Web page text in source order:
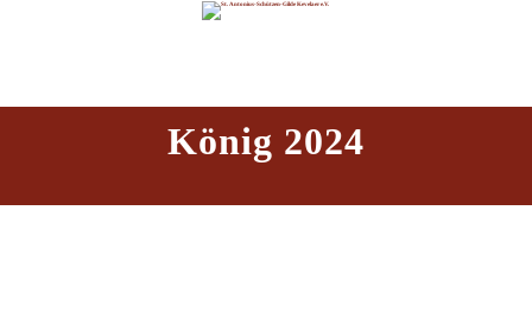
König 2024